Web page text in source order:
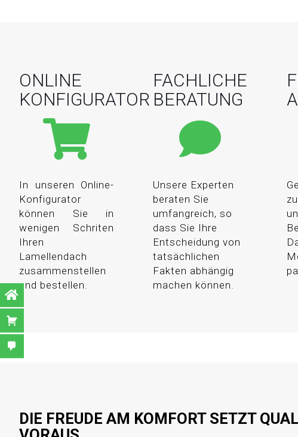
ONLINE
KONFIGURATOR
In unseren Online-
Konfigurator
können Sie in
wenigen Schriten
Ihren
Lamellendach
zusammenstellen
und bestellen.
FACHLICHE
BERATUNG
Unsere Experten
beraten Sie
umfangreich, so
dass Sie Ihre
Entscheidung von
tatsächlichen
Fakten abhängig
machen können.
DIE FREUDE AM KOMFORT SETZT